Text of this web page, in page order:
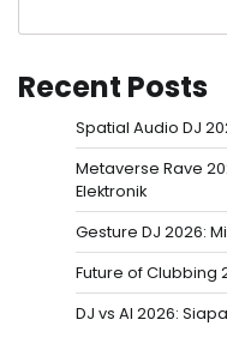
Recent Posts
Spatial Audio DJ
Metaverse Rave
Elektronik
Gesture DJ 2026:
Future of Clubbing
DJ vs AI 2026: